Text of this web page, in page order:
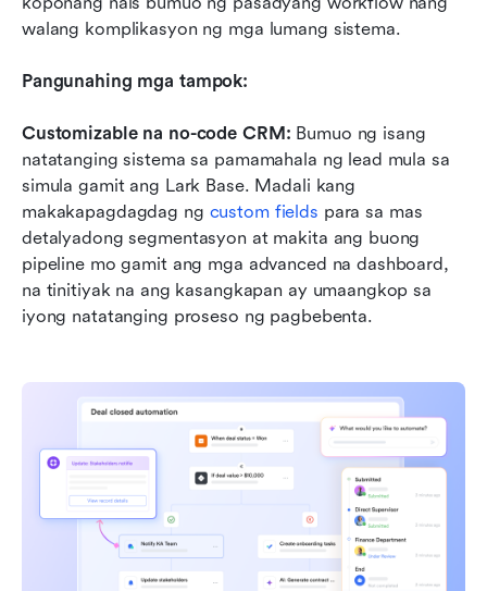
walang komplikasyon ng mga lumang sistema.
Pangunahing mga tampok:
Customizable na no-code CRM: Bumuo ng isang
natatanging sistema sa pamamahala ng lead mula sa
simula gamit ang Lark Base. Madali kang
makakapagdagdag ng custom fields para sa mas
detalyadong segmentasyon at makita ang buong
pipeline mo gamit ang mga advanced na dashboard,
na tinitiyak na ang kasangkapan ay umaangkop sa
iyong natatanging proseso ng pagbebenta.